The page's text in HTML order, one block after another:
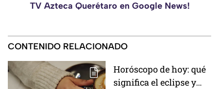
TV Azteca Querétaro en Google News!
CONTENIDO RELACIONADO
Horóscopo de hoy: qué
significa el eclipse y